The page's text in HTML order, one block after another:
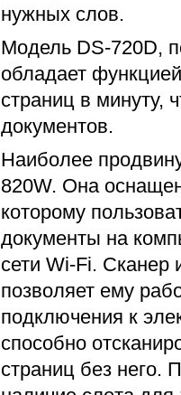
нужных слов.
Модель DS-720D,
обладает
страниц в минуту,
документов.
Наиболее
820W. Она
которому
документы на
сети Wi-Fi. Сканер
позволяет ему
подключения к
способно
страниц без него.